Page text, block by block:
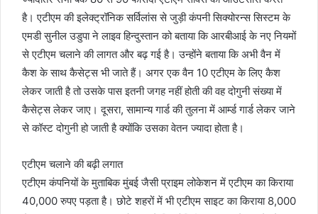
है। एटीएम की इलेक्ट्रॉनिक सर्विलांस से जुड़ी कंपनी सिक्योरन्स सिस्टम के
एमडी सुनील उडुपा ने लाइव हिन्दुस्तान को बताया कि आरबीआई के नए नियमों
से एटीएम चलाने की लागत और बढ़ गई है। उन्होंने बताया कि अभी वैन में
कैश के साथ कैसेट्स भी जाते हैं। अगर एक वैन 10 एटीएम के लिए कैश
लेकर जाती है तो उसके पास इतनी जगह नहीं होती की वह दोगुनी संख्या में
कैसेट्स लेकर जाए। दूसरा, सामान्य गार्ड की तुलना में आर्म्ड गार्ड लेकर जाने
से कॉस्ट दोगुनी हो जाती है क्योंकि उसका वेतन ज्यादा होता है।
एटीएम चलाने की बढ़ी लगात
एटीएम कंपनियों के मुताबिक मुंबई जैसी प्राइम लोकेशन में एटीएम का किराया
40,000 रुपए पड़ता है। छोटे शहरों में भी एटीएम साइट का किराया 8,000